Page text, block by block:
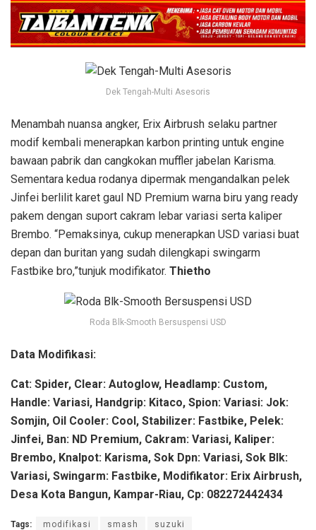
Dek Tengah-Multi Asesoris
Menambah nuansa angker, Erix Airbrush selaku partner
modif kembali menerapkan karbon printing untuk engine
bawaan pabrik dan cangkokan muffler jabelan Karisma.
Sementara kedua rodanya dipermak mengandalkan pelek
Jinfei berlilit karet gaul ND Premium warna biru yang ready
pakem dengan suport cakram lebar variasi serta kaliper
Brembo. “Pemaksinya, cukup menerapkan USD variasi buat
depan dan buritan yang sudah dilengkapi swingarm
Fastbike bro,”tunjuk modifikator. Thietho
Roda Blk-Smooth Bersuspensi USD
Data Modifikasi:
Cat: Spider, Clear: Autoglow, Headlamp: Custom,
Handle: Variasi, Handgrip: Kitaco, Spion: Variasi: Jok:
Somjin, Oil Cooler: Cool, Stabilizer: Fastbike, Pelek:
Jinfei, Ban: ND Premium, Cakram: Variasi, Kaliper:
Brembo, Knalpot: Karisma, Sok Dpn: Variasi, Sok Blk:
Variasi, Swingarm: Fastbike, Modifikator: Erix Airbrush,
Desa Kota Bangun, Kampar-Riau, Cp: 082272442434
Tags: modifikasi smash suzuki